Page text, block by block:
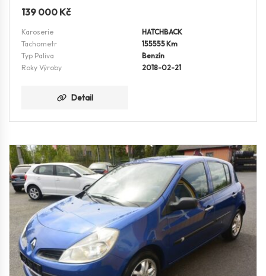
139 000 Kč
Karoserie
HATCHBACK
Tachometr
155555 Km
Typ Paliva
Benzín
Roky Výroby
2018-02-21
Detail